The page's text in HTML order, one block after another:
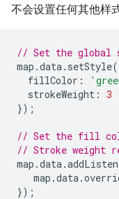
不会设置任何其他样式
// Set the global
map .data. setStyle
fillColor :
strokeWeight : 3
});
// Set the fill
// Stroke weight
map .data.
map .data.
});